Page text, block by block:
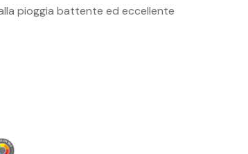
pioggia battente ed eccellente